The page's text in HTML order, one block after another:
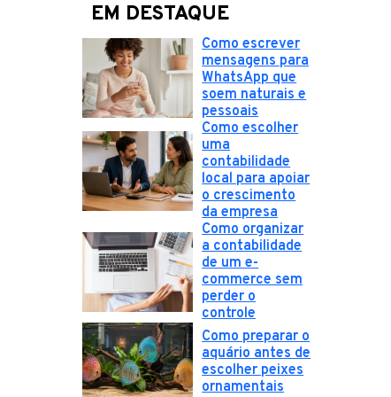
EM DESTAQUE
Como escrever
mensagens para
WhatsApp que
soem naturais e
pessoais
Como escolher
uma
contabilidade
local para apoiar
o crescimento
da empresa
Como organizar
a contabilidade
de um e-
commerce sem
perder o
controle
Como preparar o
aquário antes de
escolher peixes
ornamentais